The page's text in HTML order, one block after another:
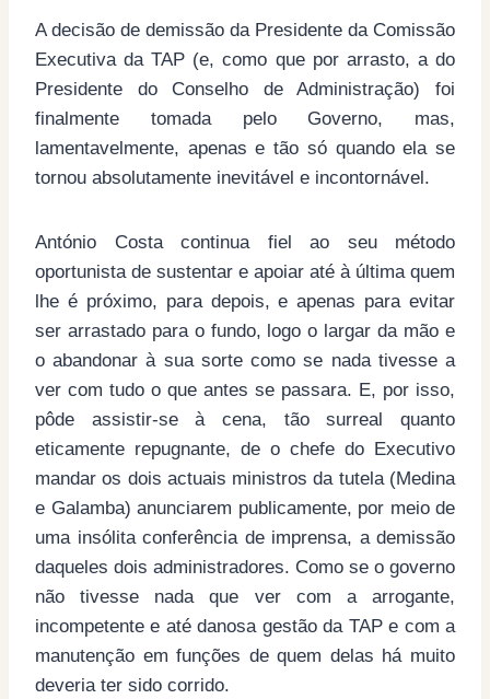
A decisão de demissão da Presidente da Comissão
Executiva da TAP (e, como que por arrasto, a do
Presidente do Conselho de Administração) foi
finalmente tomada pelo Governo, mas,
lamentavelmente, apenas e tão só quando ela se
tornou absolutamente inevitável e incontornável.
António Costa continua fiel ao seu método
oportunista de sustentar e apoiar até à última quem
lhe é próximo, para depois, e apenas para evitar
ser arrastado para o fundo, logo o largar da mão e
o abandonar à sua sorte como se nada tivesse a
ver com tudo o que antes se passara. E, por isso,
pôde assistir-se à cena, tão surreal quanto
eticamente repugnante, de o chefe do Executivo
mandar os dois actuais ministros da tutela (Medina
e Galamba) anunciarem publicamente, por meio de
uma insólita conferência de imprensa, a demissão
daqueles dois administradores. Como se o governo
não tivesse nada que ver com a arrogante,
incompetente e até danosa gestão da TAP e com a
manutenção em funções de quem delas há muito
deveria ter sido corrido.